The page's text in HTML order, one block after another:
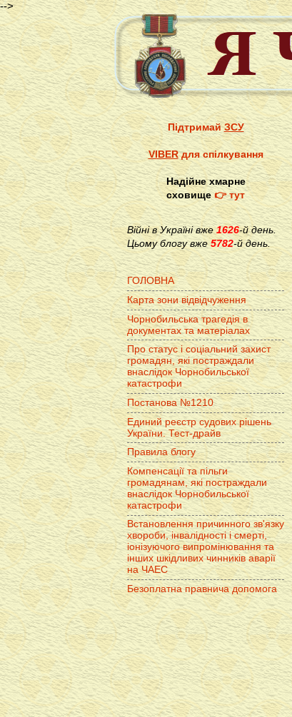
-->
ПідтримайЗСУ
VIBERдля спілкування
Надійне хмарне
сховище👉 тут
Війні в Україні вже1626-й день.
Цьому блогу вже 5782-й день.
ГОЛОВНА
Карта зони відвідчуження
Чорнобильська трагедія в
документах та матеріалах
Про статус і соціальний захист
громадян, які постраждали
внаслідок Чорнобильської
катастрофи
Постанова №1210
Единий реєстр судових рішень
України. Тест-драйв
Правила блогу
Компенсації та пільги
громадянам, які постраждали
внаслідок Чорнобильської
катастрофи
Встановлення причинного зв'язку
хвороби, інвалідності і смерті,
іонізуючого випромінювання та
інших шкідливих чинників аварії
на ЧАЕС
Безоплатна правнича допомога